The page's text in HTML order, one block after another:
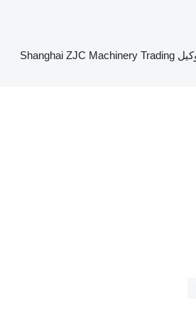
الرجاء العثور على معدات الوكيل Shanghai ZJC Machinery Trading